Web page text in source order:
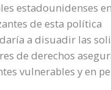
estadounidenses
de esta política
a disuadir las
de derechos
vulnerables y en